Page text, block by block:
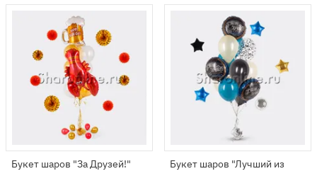
Букет шаров "За Друзей!"
Букет шаров "Лучший из